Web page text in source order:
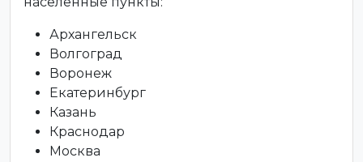
Архангельск
Волгоград
Воронеж
Екатеринбург
Казань
Краснодар
Москва